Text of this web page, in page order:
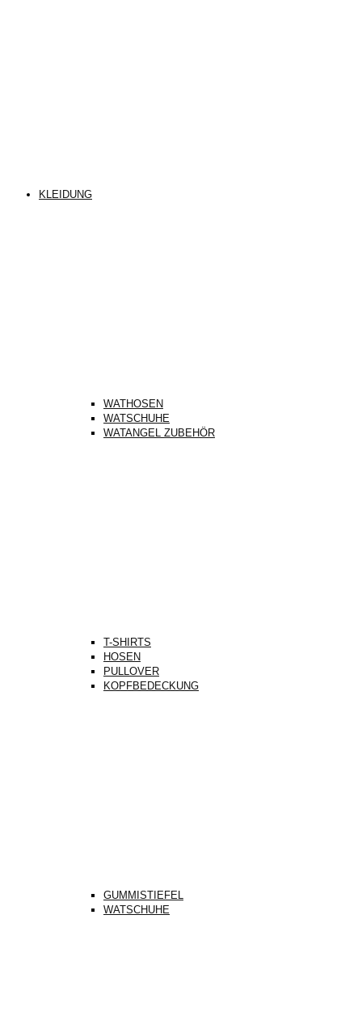
KLEIDUNG
WATHOSEN
WATSCHUHE
WATANGEL ZUBEHÖR
T-SHIRTS
HOSEN
PULLOVER
KOPFBEDECKUNG
GUMMISTIEFEL
WATSCHUHE